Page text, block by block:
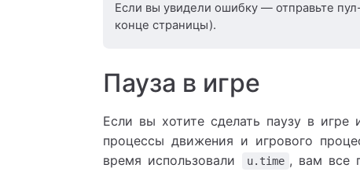
Если вы увидели ошибку — отправьте
конце страницы).
Пауза в игре
Если вы хотите сделать паузу в
процессы движения и игрового
время использовали
u.time , вам все